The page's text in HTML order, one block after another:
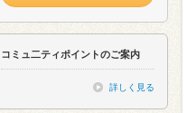
コミュ二ティポイントのご案内
詳しく見る